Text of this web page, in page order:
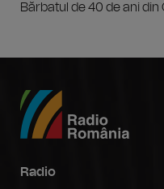
Bărbatul de 40 de ani din
Radio